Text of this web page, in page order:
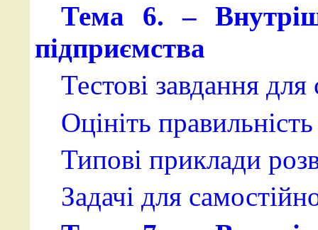
Тема 6. –
підприємства
Тестові завдання
Оцініть
Типові приклади
Задачі для